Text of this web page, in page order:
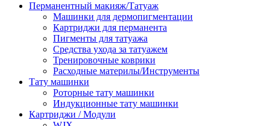
Перманентный макияж/Татуаж
Машинки для дермопигментации
Картриджи для перманента
Пигменты для татуажа
Средства ухода за татуажем
Тренировочные коврики
Расходные материлы/Инструменты
Тату машинки
Роторные тату машинки
Индукционные тату машинки
Картриджи / Модули